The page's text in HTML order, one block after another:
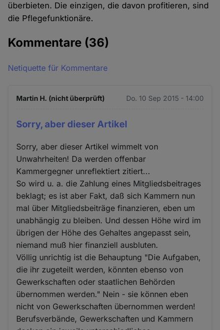
überbieten. Die einzigen, die davon profitieren, sind
die Pflegefunktionäre.
Kommentare (36)
Netiquette für Kommentare
Martin H. (nicht überprüft) Do. 10 Sep 2015 - 14:00
Sorry, aber dieser Artikel
Sorry, aber dieser Artikel wimmelt von
Unwahrheiten! Da werden offenbar
Kammergegner unreflektiert zitiert...
So wird u. a. die Zahlung eines Mitgliedsbeitrages
beklagt; es ist aber Fakt, daß sich Kammern nun
mal über Mitgliedsbeiträge finanzieren, eben um
unabhängig zu bleiben. Und dessen Höhe wird im
übrigen der Höhe des Gehaltes angepasst sein,
niemand muß hier finanziell ausbluten.
Völlig unrichtig ist die Behauptung "Die Aufgaben,
die ihr zugeteilt werden, könnten ebenso von
Gewerkschaften oder staatlichen Behörden
übernommen werden." Nein - sie können eben
nicht von Gewerkschaften übernommen werden!
Berufsverbände, Gewerkschaften und Kammern